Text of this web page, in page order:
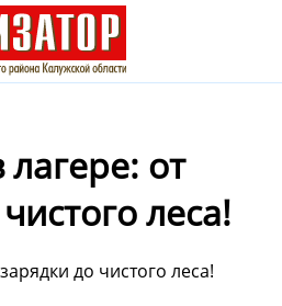
от
леса!
до чистого леса!